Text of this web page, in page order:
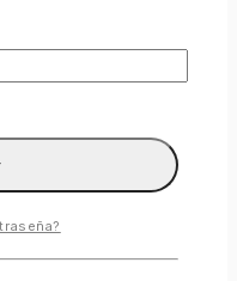
Esmalte
12 ml"
no será publicada.
con